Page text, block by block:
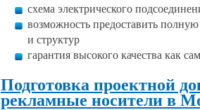
схема электрического
возможность предоставить
и структур
гарантия высокого качества как
Подготовка проектной
рекламные носители в